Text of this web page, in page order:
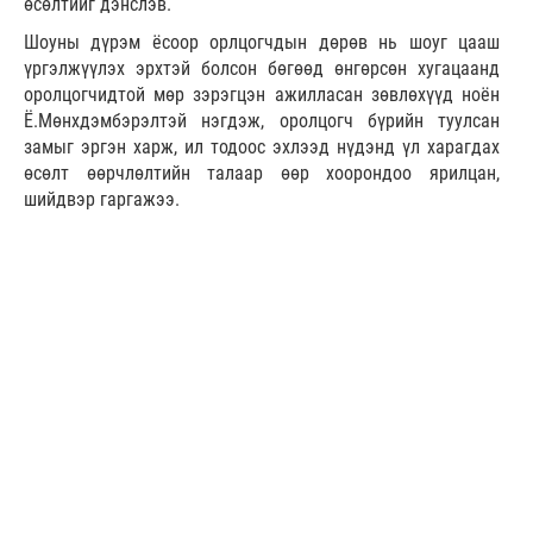
өсөлтийг дэнслэв.
Шоуны дүрэм ёсоор орлцогчдын дөрөв нь шоуг цааш
үргэлжүүлэх эрхтэй болсон бөгөөд өнгөрсөн хугацаанд
оролцогчидтой мөр зэрэгцэн ажилласан зөвлөхүүд ноён
Ё.Мөнхдэмбэрэлтэй нэгдэж, оролцогч бүрийн туулсан
замыг эргэн харж, ил тодоос эхлээд нүдэнд үл харагдах
өсөлт өөрчлөлтийн талаар өөр хоорондоо ярилцан,
шийдвэр гаргажээ.